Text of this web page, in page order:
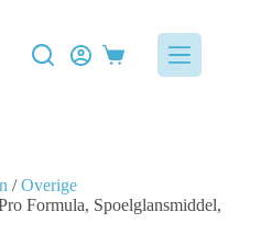
/Overige
Formula, Spoelglansmiddel,